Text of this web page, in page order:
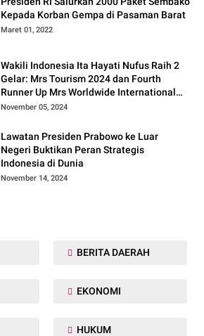
Kepada Korban Gempa di Pasaman Barat
Maret 01, 2022
Wakili Indonesia Ita Hayati Nufus Raih 2
Gelar: Mrs Tourism 2024 dan Fourth
Runner Up Mrs Worldwide International
2024, di Pemilihan Mrs Worldwide 2024
November 05, 2024
Lawatan Presiden Prabowo ke Luar
Negeri Buktikan Peran Strategis
Indonesia di Dunia
November 14, 2024
BERITA DAERAH
EKONOMI
HUKUM